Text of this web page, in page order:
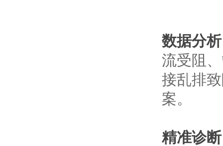
数据分
流受阻
接乱排
案。
精准诊